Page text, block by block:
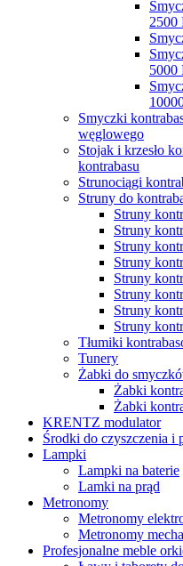
2500
5000
Smyczki
węglowego
Stojak i krzesło
kontrabasu
Strunociągi
Struny do
Struny
Struny
Struny
Struny
Struny
Struny
Struny
Struny
Tłumiki
Tunery
Żabki do
Żabki
Żabki
KRENTZ modulator
Środki do czyszczenia i
Lampki
Lampki na baterie
Lamki na prąd
Metronomy
Metronomy
Metronomy
Profesjonalne meble